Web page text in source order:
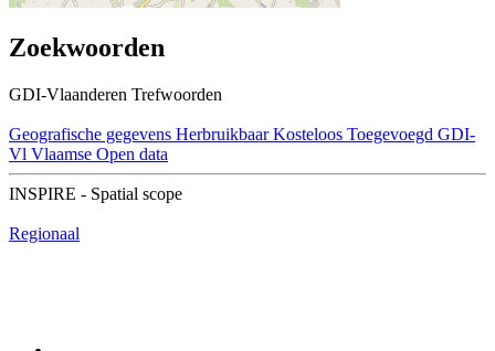
Zoekwoorden
GDI-Vlaanderen Trefwoorden
Geografische gegevens Herbruikbaar Kosteloos Toegevoegd GDI-
Vl Vlaamse Open data
INSPIRE - Spatial scope
Regionaal